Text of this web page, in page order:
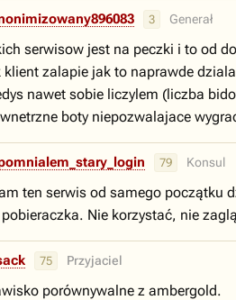
3 Generał
serwisow jest na peczki i to od
klient zalapie jak to naprawde
nawet sobie liczylem (liczba
boty niepozwalajace
79 Konsul
ten serwis od samego początku
Nie korzystać, nie
75 Przyjaciel
porównywalne z ambergold.